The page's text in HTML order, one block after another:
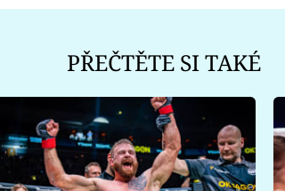
PŘEČTĚTE SI TAKÉ